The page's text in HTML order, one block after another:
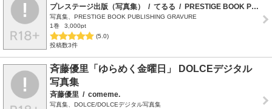
プレステージ出版（写真集） / てるる / PRESTIGE BOOK PUBLISHING GRAVURE
写真集、PRESTIGE BOOK PUBLISHING GRAVURE
1巻
3,000pt
(5.0)
投稿数3件
斉藤優里「ゆらめく金曜日」 DOLCEデジタル
写真集
斉藤優里 / comeme.
写真集、DOLCE/DOLCEデジタル写真集